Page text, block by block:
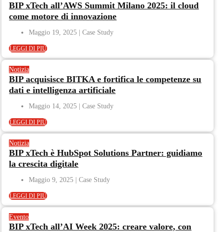
BIP xTech all’AWS Summit Milano 2025: il cloud
come motore di innovazione
Maggio 19, 2025
LEGGI DI PIÙ
Notizia
BIP acquisisce BITKA e fortifica le competenze su
dati e intelligenza artificiale
Maggio 14, 2025
LEGGI DI PIÙ
Notizia
BIP xTech è HubSpot Solutions Partner: guidiamo
la crescita digitale
Maggio 9, 2025
LEGGI DI PIÙ
Evento
BIP xTech all’AI Week 2025: creare valore, con